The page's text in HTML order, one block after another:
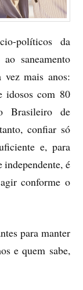
políticos da
saneamento
mais anos:
idosos com 80
Brasileiro de
confiar só
e, para
independente, é
conforme o
para manter
e quem sabe,